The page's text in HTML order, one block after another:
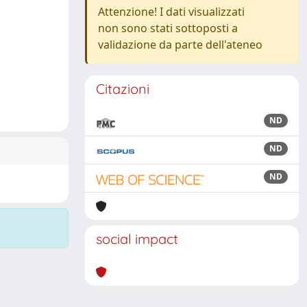
Attenzione! I dati visualizzati
non sono stati sottoposti a
validazione da parte dell'ateneo
Citazioni
ND
ND
ND
social impact